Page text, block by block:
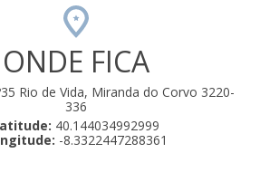
ONDE FICA
Rio de Vida, Miranda do Corvo 3220-
336
40.144034992999
-8.3322447288361